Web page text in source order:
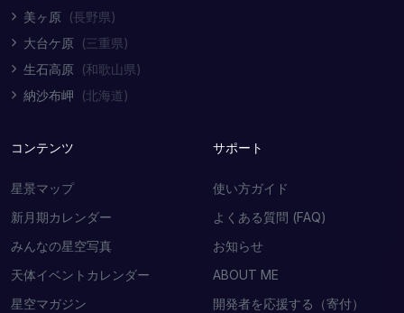
美ヶ原 (長野県)
大台ケ原 (三重県)
生石高原 (和歌山県)
納沙布岬
(北海道)
コンテンツ
星景マップ
新月期カレンダー
みんなの星空写真
天体イベントカレンダー
星空マガジン
サポート
使い方ガイド
よくある質問 (FAQ)
お知らせ
ABOUT ME
開発者を応援する（寄付）